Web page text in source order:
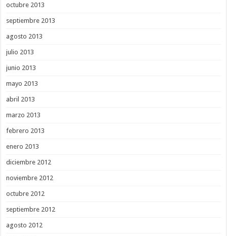
octubre 2013
septiembre 2013
agosto 2013
julio 2013
junio 2013
mayo 2013
abril 2013
marzo 2013
febrero 2013
enero 2013
diciembre 2012
noviembre 2012
octubre 2012
septiembre 2012
agosto 2012